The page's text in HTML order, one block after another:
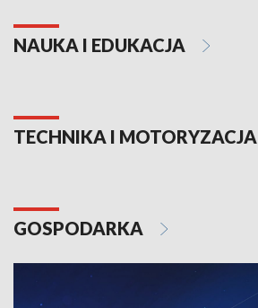
NAUKA I EDUKACJA
TECHNIKA I MOTORYZACJA
GOSPODARKA